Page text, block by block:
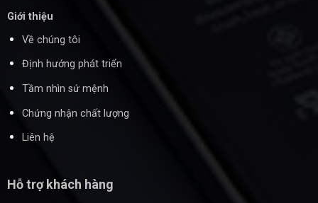
Giới thiệu
Về chúng tôi
Định hướng phát triển
Tầm nhìn sứ mệnh
Chứng nhận chất lượng
Liên hệ
Hỗ trợ khách hàng